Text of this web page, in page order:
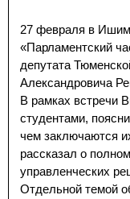
27 февраля в
«Парламентский
депутата
Александровича
В рамках встречи
студентами,
чем заключаются
рассказал о
управленческих
Отдельной темой